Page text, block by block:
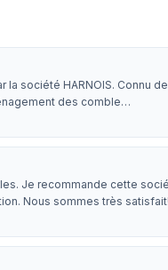
société HARNOIS. Connu
des comble…
Je recommande cette
Nous sommes très